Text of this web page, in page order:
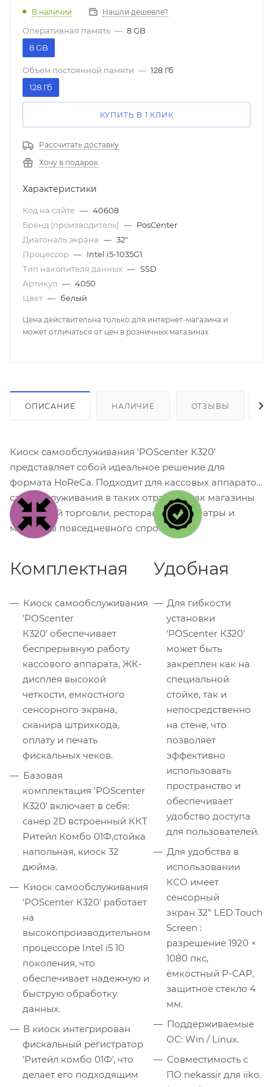
В наличии Нашли дешевле?
Оперативная память — 8 GB
8 GB
Объем постоянной памяти — 128 Гб
128 Гб
КУПИТЬ В 1 КЛИК
Рассчитать доставку
Хочу в подарок
Характеристики
Код на сайте — 40608
Бренд (производитель) — PosCenter
Диагональ экрана — 32"
Процессор — Intel i5-1035G1
Тип накопителя данных — SSD
Артикул — 4050
Цвет — белый
Цена действительна только для интернет-магазина и
может отличаться от цен в розничных магазинах
ОПИСАНИЕ НАЛИЧИЕ ОТЗЫВЫ
Киоск самообслуживания 'POScenter К320'
представляет собой идеальное решение для
формата HoReCa. Подходит для кассовых аппаратов
самообслуживания в таких отраслях, как магазины
розничной торговли, рестораны, кинотеатры и
магазины повседневного спроса.
Комплектная
Киоск самообслуживания
'POScenter
К320' обеспечивает
беспрерывную работу
кассового аппарата, ЖК-
дисплея высокой
четкости, емкостного
сенсорного экрана,
сканира штрихкода,
оплату и печать
фискальных чеков.
Базовая
комплектация 'POScenter
К320' включает в себя:
санер 2D встроенный ККТ
Ритейл Комбо 01Ф,стойка
напольная, киоск 32
дюйма.
Киоск самообслуживания
'POScenter К320' работает
на
высокопроизводительном
процессоре Intel i5 10
поколения, что
обеспечивает надежную и
быструю обработку
данных.
В киоск интегрирован
фискальный регистратор
'Ритейл комбо 01Ф', что
делает его подходящим
Удобная
Для гибкости
установки
'POScenter К320'
может быть
закреплен как на
специальной
стойке, так и
непосредственно
на стене, что
позволяет
эффективно
использовать
пространство и
обеспечивает
удобство доступа
для пользователей.
Для удобства в
использовании
КСО имеет
сенсорный
экран 32” LED Touch
Screen :
разрешение 1920 ×
1080 пкс,
ёмкостный P-CAP,
защитное стекло 4
мм.
Поддерживаемые
ОС: Win / Linux.
Cовместимость с
ПО nekassir для iiko.